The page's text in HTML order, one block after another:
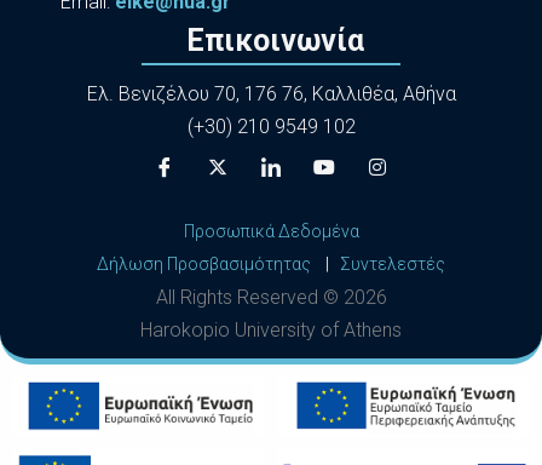
Επικοινωνία
Ελ. Βενιζέλου 70, 176 76, Καλλιθέα, Αθήνα
(+30) 210 9549 102
Προσωπικά Δεδομένα
Δήλωση Προσβασιμότητας
Συντελεστές
All Rights Reserved © 2026
Harokopio University of Athens